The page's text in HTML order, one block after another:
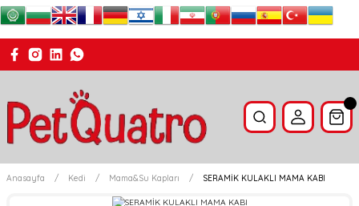
Anasayfa Kedi Mama&Su Kapları SERAMİK KULAKLI MAMA KABI